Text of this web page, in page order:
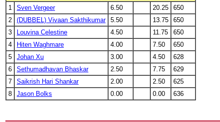
1
Sven Vergeer 6.50 20.25
650
2
(DUBBEL) Vivaan Sakthikumar 5.50 13.75
650
3
Louvina Celestine 4.50 11.75
650
4
Hiten Waghmare 4.00 7.50
650
5
Johan Xu 3.00 4.50
628
6
Sethumadhavan Bhaskar 2.50 7.75
629
7
Saikrish Hari Shankar 2.00 2.50
625
8
Jason Bolks 0.00 0.00 636